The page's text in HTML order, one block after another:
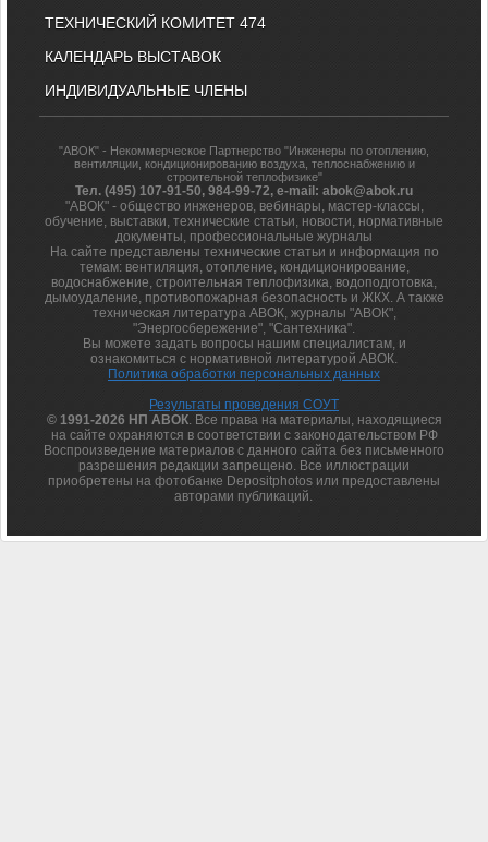
ТЕХНИЧЕСКИЙ КОМИТЕТ 474
КАЛЕНДАРЬ ВЫСТАВОК
ИНДИВИДУАЛЬНЫЕ ЧЛЕНЫ
"АВОК" - Некоммерческое Партнерство "Инженеры по отоплению,
вентиляции, кондиционированию воздуха, теплоснабжению и
строительной теплофизике"
Тел. (495) 107-91-50, 984-99-72, e-mail: abok@abok.ru
"АВОК" - общество инженеров, вебинары, мастер-классы,
обучение, выставки, технические статьи, новости, нормативные
документы, профессиональные журналы
На сайте представлены технические статьи и информация по
темам: вентиляция, отопление, кондиционирование,
водоснабжение, строительная теплофизика, водоподготовка,
дымоудаление, противопожарная безопасность и ЖКХ. А также
техническая литература АВОК, журналы "АВОК",
"Энергосбережение", "Сантехника".
Вы можете задать вопросы нашим специалистам, и
ознакомиться с нормативной литературой АВОК.
Политика обработки персональных данных
Результаты проведения СОУТ
© 1991-2026 НП АВОК. Все права на материалы, находящиеся
на сайте охраняются в соответствии с законодательством РФ
Воспроизведение материалов с данного сайта без письменного
разрешения редакции запрещено. Все иллюстрации
приобретены на фотобанке Depositphotos или предоставлены
авторами публикаций.